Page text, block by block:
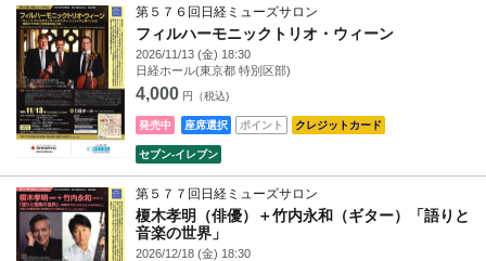
第５７６回日経ミューズサロン
フィルハーモニックトリオ・ウィーン
2026/11/13 (金) 18:30
日経ホール(東京都 特別区部)
4,000 円（税込)
発売中 座席選択 ポイント クレジットカード
セブン‐イレブン
第５７７回日経ミューズサロン
榎木孝明（俳優）＋竹内永和（ギター）「語りと
音楽の世界」
2026/12/18 (金) 18:30